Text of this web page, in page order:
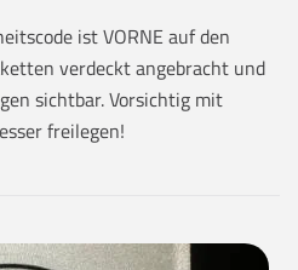
ist VORNE auf den
verdeckt angebracht und
sichtbar. Vorsichtig mit
freilegen!